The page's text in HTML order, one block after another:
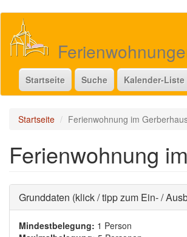
Direkt
Inhalt
Startseite Suche Kalender-Liste
Startseite Ferienwohnung im
Ferienwohnung
Ausblenden
Grunddaten (klick / tipp zum Ein- /
Mindestbelegung: 1 Person